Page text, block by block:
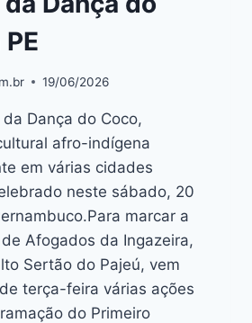
19/06/2026
Dança do Coco,
afro-indígena
em várias cidades
neste sábado, 20
marcar a
Afogados da Ingazeira,
Sertão do Pajeú, vem
terça-feira várias ações
do Primeiro